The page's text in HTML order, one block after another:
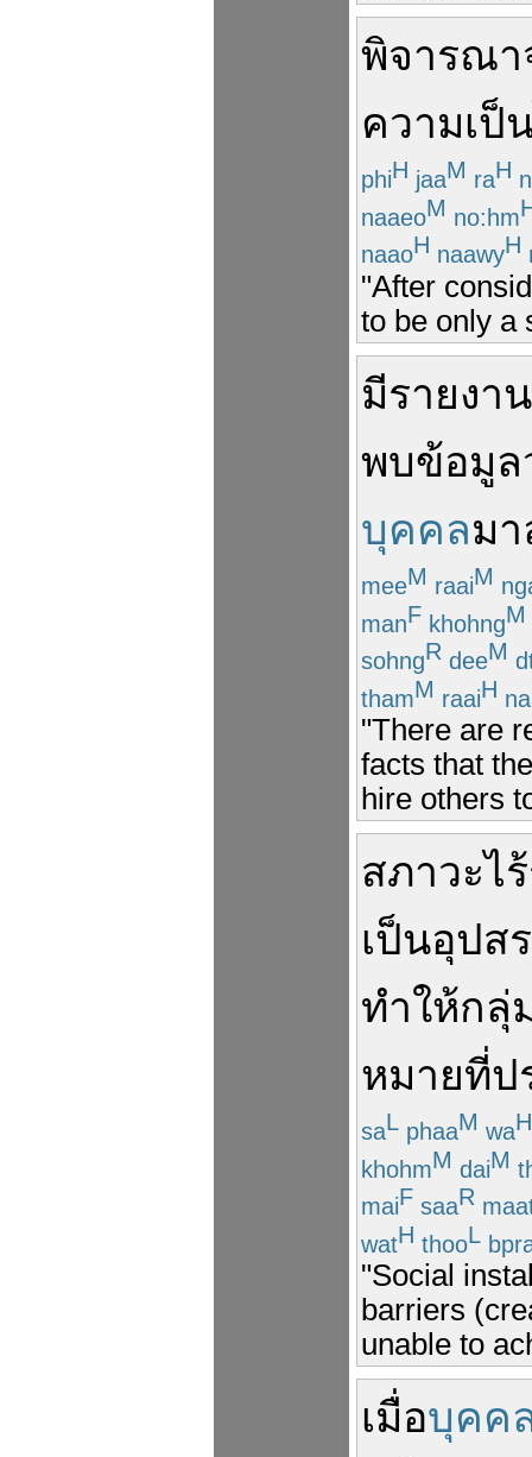
พิจารณา
ความเป็
phiH jaaM raH
naaeoM no:hm
naaoH naawyH
"After
to be only a
มีรายงา
พบข้อมูล
บุคคลมา
meeM raaiM
manF khohngM
sohngR deeM
thamM raaiH
"There are
facts that
hire others
สภาวะไร้
เป็นอุปส
ทำให้กลุ่
หมายที่ป
saL phaaM waH
khohmM daiM
maiF saaR
watH thooL
"Social
barriers
unable to
เมื่อบุคค